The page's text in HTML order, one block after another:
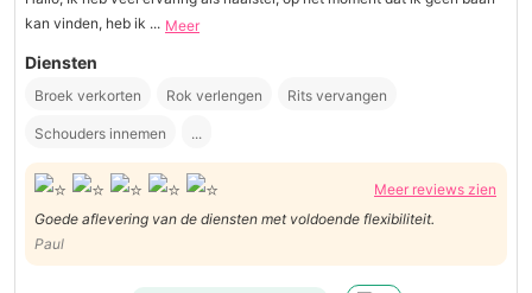
kan vinden, heb ik ... Meer
Diensten
Broek verkorten Rok verlengen Rits vervangen
Schouders innemen ...
Meer reviews zien
Goede aflevering van de diensten met voldoende flexibiliteit.
Paul